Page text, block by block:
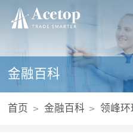
金融百科
首页 金融百科 领峰环